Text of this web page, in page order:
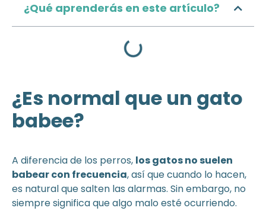
¿Qué aprenderás en este artículo?
¿Es normal que un gato
babee?
A diferencia de los perros, los gatos no suelen
babear con frecuencia, así que cuando lo hacen,
es natural que salten las alarmas. Sin embargo, no
siempre significa que algo malo esté ocurriendo.